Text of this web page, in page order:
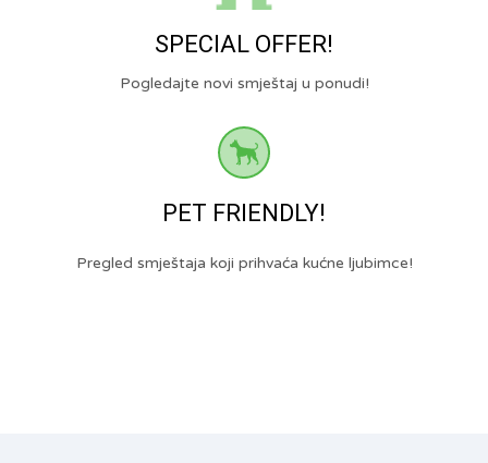
SPECIAL OFFER!
Pogledajte novi smještaj u ponudi!
PET FRIENDLY!
Pregled smještaja koji prihvaća kućne ljubimce!